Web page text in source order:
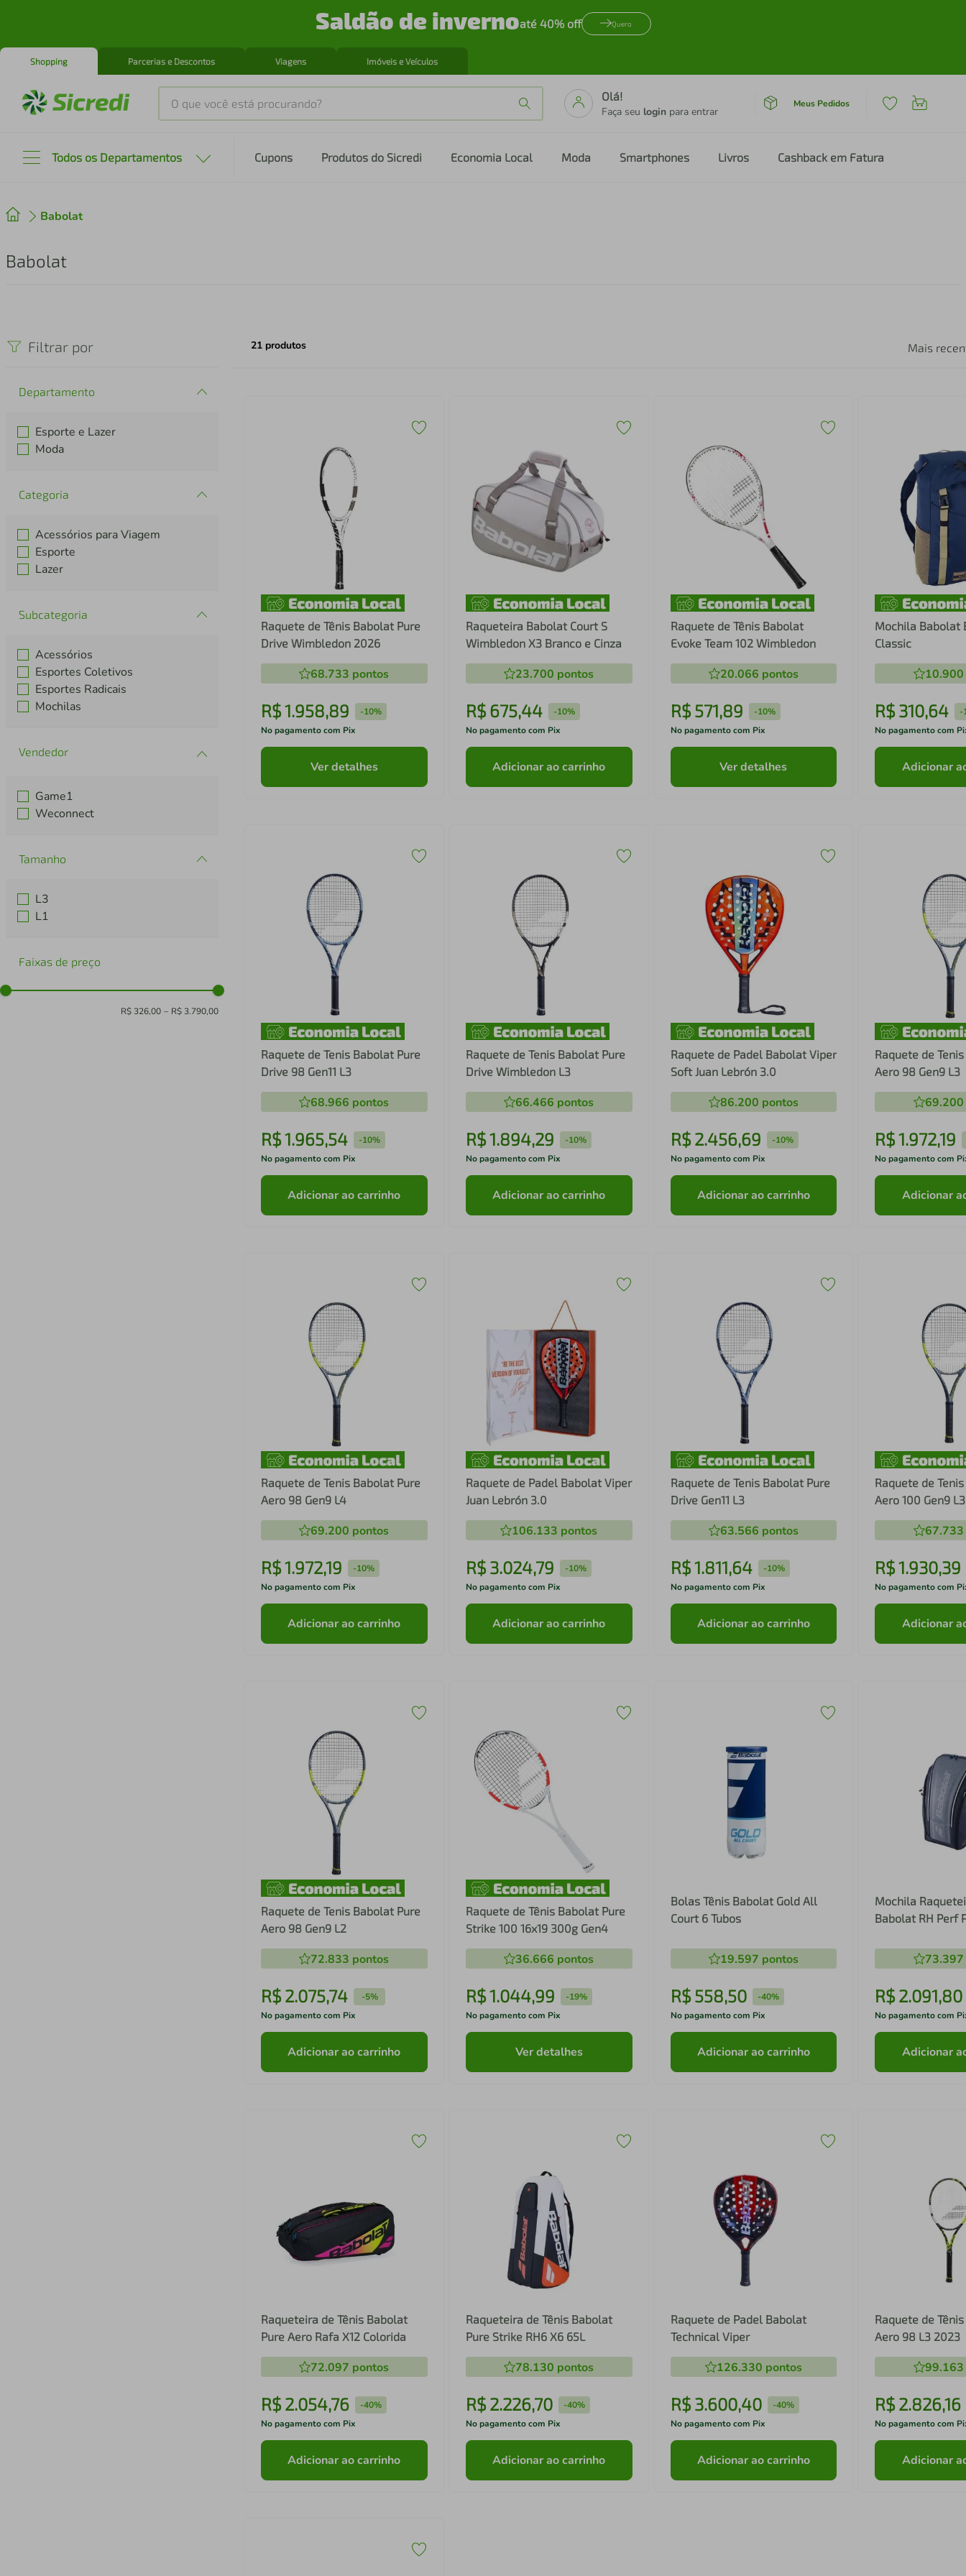
Saldão de invernoaté 40% off Quero
Shopping Parcerias e Descontos Viagens Imóveis e Veículos
O que você está procurando?
Olá!
Faça seu login para entrar
Meus Pedidos
Todos os Departamentos Cupons Produtos do Sicredi Economia Local Moda Smartphones Livros Cashback em Fatura
Babolat
Babolat
Filtrar por
Departamento
Esporte e Lazer
Moda
Categoria
Acessórios para Viagem
Esporte
Lazer
Subcategoria
Acessórios
Esportes Coletivos
Esportes Radicais
Mochilas
Game1
Weconnect
Tamanho
L3
L1
Faixas de preço
R$ 326,00 – R$ 3.790,00
21 produtos Mais
Raquete de Tênis Babolat Pure
Drive Wimbledon 2026
68.733 pontos
R$1.958,89 -10%
No pagamento com Pix
Ver detalhes
Raqueteira Babolat Court S
Wimbledon X3 Branco e Cinza
23.700 pontos
R$ 675,44 -10%
No pagamento com Pix
Adicionar ao carrinho
Raquete de Tênis Babolat
Evoke Team 102 Wimbledon
20.066 pontos
R$ 571,89 -10%
No pagamento com Pix
Ver detalhes
Mochila Babolat
Classic
10.900
R$310,64 -
No pagamento com
Adicionar
Raquete de Tenis Babolat Pure
Drive 98 Gen11 L3
68.966 pontos
R$1.965,54 -10%
No pagamento com Pix
Adicionar ao carrinho
Raquete de Tenis Babolat Pure
Drive Wimbledon L3
66.466 pontos
R$1.894,29 -10%
No pagamento com Pix
Adicionar ao carrinho
Raquete de Padel Babolat Viper
Soft Juan Lebrón 3.0
86.200 pontos
R$ 2.456,69 -10%
No pagamento com Pix
Adicionar ao carrinho
Raquete de
Aero 98 Gen9 L3
69.200
R$1.972,19
No pagamento com
Adicionar
Raquete de Tenis Babolat Pure
Aero 98 Gen9 L4
69.200 pontos
R$1.972,19 -10%
No pagamento com Pix
Adicionar ao carrinho
Raquete de Padel Babolat Viper
Juan Lebrón 3.0
106.133 pontos
R$ 3.024,79 -10%
No pagamento com Pix
Adicionar ao carrinho
Raquete de Tenis Babolat Pure
Drive Gen11 L3
63.566 pontos
R$1.811,64 -10%
No pagamento com Pix
Adicionar ao carrinho
Raquete de
Aero 100 Gen9 L3
67.733
R$1.930,39
No pagamento com
Adicionar
Raquete de Tenis Babolat Pure
Aero 98 Gen9 L2
72.833 pontos
R$ 2.075,74 -5%
No pagamento com Pix
Adicionar ao carrinho
Raquete de Tênis Babolat Pure
Strike 100 16x19 300g Gen4
36.666 pontos
R$1.044,99 -19%
No pagamento com Pix
Ver detalhes
Bolas Tênis Babolat Gold All
Court 6 Tubos
19.597 pontos
R$ 558,50 -40%
No pagamento com Pix
Adicionar ao carrinho
Mochila
Babolat RH Perf
73.397
R$2.091,80
No pagamento com
Adicionar
Raqueteira de Tênis Babolat
Pure Aero Rafa X12 Colorida
72.097 pontos
R$ 2.054,76 -40%
No pagamento com Pix
Adicionar ao carrinho
Raqueteira de Tênis Babolat
Pure Strike RH6 X6 65L
78.130 pontos
R$ 2.226,70 -40%
No pagamento com Pix
Adicionar ao carrinho
Raquete de Padel Babolat
Technical Viper
126.330 pontos
R$ 3.600,40 -40%
No pagamento com Pix
Adicionar ao carrinho
Raquete de
Aero 98 L3 2023
99.163
R$2.826,16
No pagamento com
Adicionar